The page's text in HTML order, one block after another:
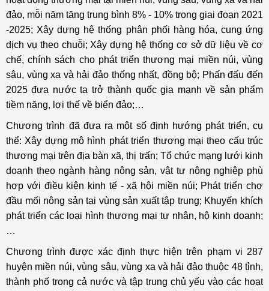
đảo, mỗi năm tăng trung bình 8% - 10% trong giai đoạn 2021
-2025; Xây dựng hệ thống phân phối hàng hóa, cung ứng
dịch vụ theo chuỗi; Xây dựng hệ thống cơ sở dữ liệu về cơ
chế, chính sách cho phát triển thương mại miền núi, vùng
sâu, vùng xa và hải đảo thống nhất, đồng bộ; Phấn đấu đến
2025 đưa nước ta trở thành quốc gia mạnh về sản phẩm
tiềm năng, lợi thế về biển đảo;…
Chương trình đã đưa ra một số định hướng phát triển, cụ
thể: Xây dựng mô hình phát triển thương mại theo cấu trúc
thương mại trên địa bàn xã, thị trấn; Tổ chức mạng lưới kinh
doanh theo ngành hàng nông sản, vật tư nông nghiệp phù
hợp với điều kiện kinh tế - xã hội miền núi; Phát triển chợ
đầu mối nông sản tại vùng sản xuất tập trung; Khuyến khích
phát triển các loại hình thương mại tư nhân, hộ kinh doanh;
…
Chương trình được xác định thực hiện trên phạm vi 287
huyện miền núi, vùng sâu, vùng xa và hải đảo thuộc 48 tỉnh,
thành phố trong cả nước và tập trung chủ yếu vào các hoạt